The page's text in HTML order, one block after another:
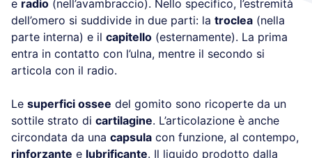
e radio (nell’avambraccio). Nello specifico, l’estremità
dell’omero si suddivide in due parti: la troclea (nella
parte interna) e il capitello (esternamente). La prima
entra in contatto con l’ulna, mentre il secondo si
articola con il radio.
Le superfici ossee del gomito sono ricoperte da un
sottile strato di cartilagine. L’articolazione è anche
circondata da una capsula con funzione, al contempo,
rinforzante e lubrificante. Il liquido prodotto dalla